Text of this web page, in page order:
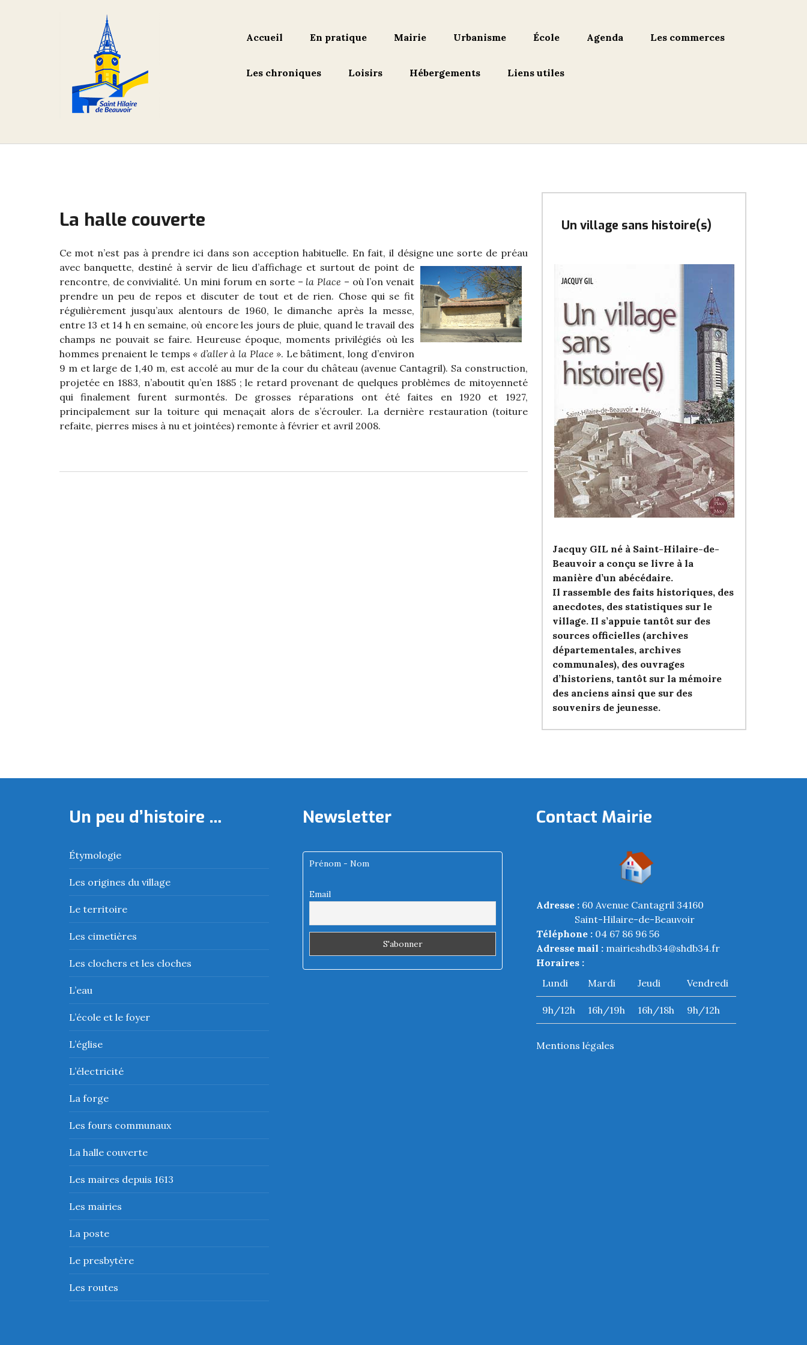
Accueil En pratique Mairie Urbanisme École Agenda Les commerces
Les chroniques Loisirs Hébergements Liens utiles
La halle couverte
Ce mot n’est pas à prendre ici dans son acception habituelle. En fait, il désigne une sorte de préau
avec banquette, destiné à servir de lieu d’affichage et surtout de point de
rencontre, de convivialité. Un mini forum en sorte – la Place – où l’on venait
prendre un peu de repos et discuter de tout et de rien. Chose qui se fit
régulièrement jusqu’aux alentours de 1960, le dimanche après la messe,
entre 13 et 14 h en semaine, où encore les jours de pluie, quand le travail des
champs ne pouvait se faire. Heureuse époque, moments privilégiés où les
hommes prenaient le temps« d’aller à la Place ». Le bâtiment, long d’environ
9 m et large de 1,40 m, est accolé au mur de la cour du château (avenue Cantagril). Sa construction,
projetée en 1883, n’aboutit qu’en 1885 ; le retard provenant de quelques problèmes de mitoyenneté
qui finalement furent surmontés. De grosses réparations ont été faites en 1920 et 1927,
principalement sur la toiture qui menaçait alors de s’écrouler. La dernière restauration (toiture
refaite, pierres mises à nu et jointées) remonte à février et avril 2008.
Un village sans histoire(s)
Jacquy GIL né à Saint-Hilaire-de-
Beauvoir a conçu se livre à la
manière d’un abécédaire.
Il rassemble des faits historiques, des
anecdotes, des statistiques sur le
village. Il s’appuie tantôt sur des
sources officielles (archives
départementales, archives
communales), des ouvrages
d’historiens, tantôt sur la mémoire
des anciens ainsi que sur des
souvenirs de jeunesse.
Un peu d’histoire …
Étymologie
Les origines du village
Le territoire
Les cimetières
Les clochers et les cloches
L’eau
L’école et le foyer
L’église
L’électricité
La forge
Les fours communaux
La halle couverte
Les maires depuis 1613
Les mairies
La poste
Le presbytère
Les routes
Newsletter
Prénom - Nom
Email
Contact Mairie
Adresse : 60 Avenue Cantagril 34160
Saint-Hilaire-de-Beauvoir
Téléphone : 04 67 86 96 56
Adresse mail : mairieshdb34@shdb34.fr
Horaires :
Lundi
Mardi Jeudi Vendredi
9h/12h 16h/19h 16h/18h 9h/12h
Mentions légales